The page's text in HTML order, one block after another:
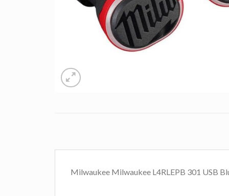
Milwaukee Milwaukee L4RLEPB 301 USB